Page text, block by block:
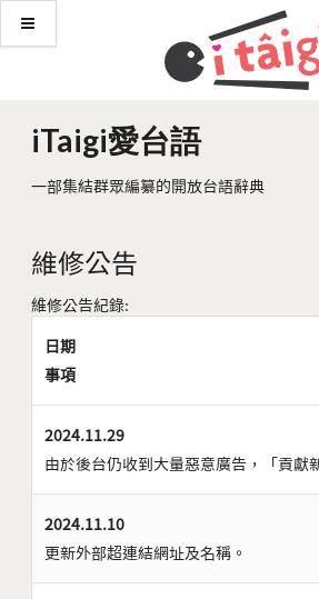
iTaigi愛台語
一部集結群眾編纂的開放台語辭典
維修公告
維修公告紀錄:
日期
事項
2024.11.29
由於後台仍收到大量惡意廣告，「貢獻
2024.11.10
更新外部超連結網址及名稱。